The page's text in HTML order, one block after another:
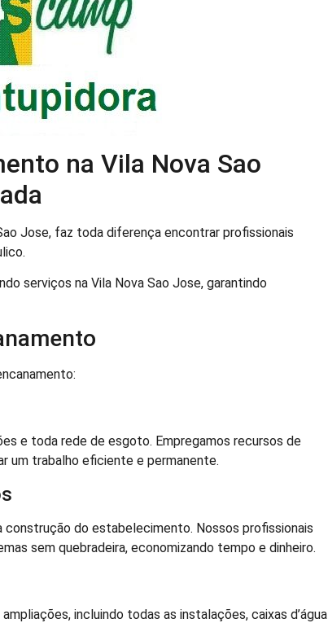
na Vila Nova Sao
Jose, faz toda diferença encontrar profissionais
serviços na Vila Nova Sao Jose, garantindo
e toda rede de esgoto. Empregamos recursos de
um trabalho eficiente e permanente.
do estabelecimento. Nossos profissionais
sem quebradeira, economizando tempo e dinheiro.
incluindo todas as instalações, caixas d’água